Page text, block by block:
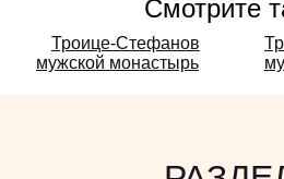
Смотрите
Смотрите
также:
Троице-Стефанов
мужской монастырь